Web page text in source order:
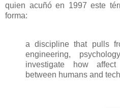
quien acuñó en 1997 este
forma:
a discipline that pulls
engineering,
investigate how affect
between humans and